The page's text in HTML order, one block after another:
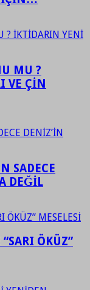
MU ?
VE ÇİN
SADECE
DEĞİL
ÖKÜZ”